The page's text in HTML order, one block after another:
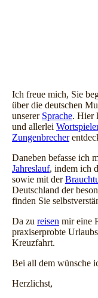
Ich freue mich, Sie
über die deutschen
unserer Sprache. Hier
und allerlei
Zungenbrecher
Daneben befasse ich
Jahreslauf, indem ich
sowie mit der
Deutschland der
finden Sie
Da zu reisen mir eine
praxiserprobte
Kreuzfahrt.
Bei all dem wünsche
Herzlichst,